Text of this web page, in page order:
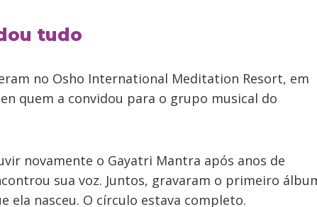
tudo
no Osho International Meditation Resort, em
quem a convidou para o grupo musical do
novamente o Gayatri Mantra após anos de
sua voz. Juntos, gravaram o primeiro
ela nasceu. O círculo estava completo.